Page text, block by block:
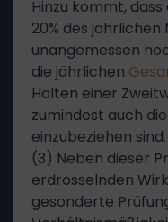
Hinzu kommt,
20% des
unangemessen
die jährlichen
Halten einer
zumindest auch
einzubeziehen sind.
(3) Neben dieser
erdrosselnden
gesonderte